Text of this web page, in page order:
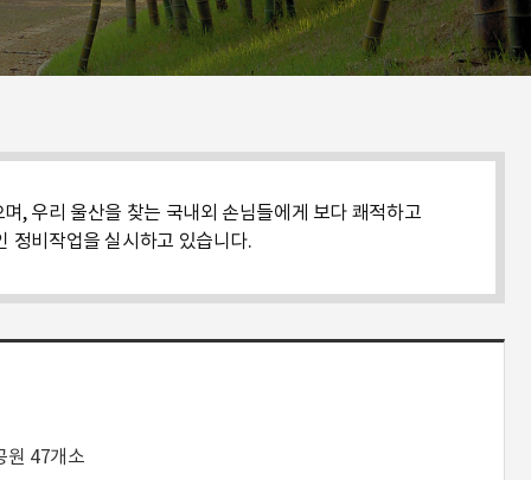
, 우리 울산을 찾는 국내외 손님들에게 보다 쾌적하고
정비작업을 실시하고 있습니다.
원 47개소